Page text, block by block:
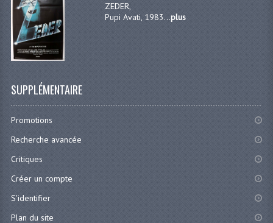
ZEDER,
Pupi Avati, 1983...plus
SUPPLÉMENTAIRE
Promotions
Recherche avancée
Critiques
Créer un compte
S'identifier
Plan du site